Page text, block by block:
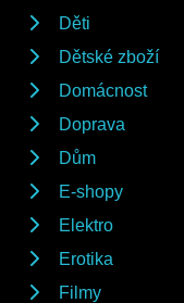
Děti
Dětské zboží
Domácnost
Doprava
Dům
E-shopy
Elektro
Erotika
Filmy